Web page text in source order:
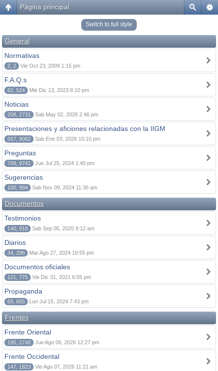
Página principal
Switch to full style
General
Normativas
2, 2 Vie Oct 23, 2009 1:15 pm
F.A.Q.s
62, 524 Mié Dic 13, 2023 8:10 pm
Noticias
208, 2731 Sab May 02, 2026 2:46 pm
Presentaciones y aficiones relacionadas con la IIGM
557, 9082 Sab Ene 03, 2026 10:10 pm
Preguntas
709, 9741 Jue Jul 25, 2024 1:40 pm
Sugerencias
100, 994 Sab Nov 09, 2024 11:36 am
Documentos
Testimonios
140, 918 Sab Sep 05, 2020 9:12 am
Diarios
34, 296 Mar Ago 27, 2024 10:55 pm
Documentos oficiales
121, 775 Vie Dic 31, 2021 6:55 pm
Propaganda
55, 655 Lun Jul 15, 2024 7:43 pm
Frentes
Frente Oriental
195, 2740 Jue Ago 06, 2026 12:27 pm
Frente Occidental
147, 1823 Vie Ago 07, 2026 11:21 am